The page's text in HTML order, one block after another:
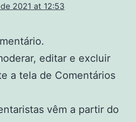
2021 at 12:53
editar e excluir
a tela de Comentários
vêm a partir do